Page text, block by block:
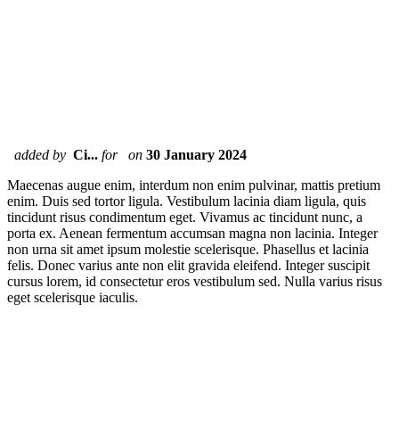
added by Ci... for on 30 January 2024
Maecenas augue enim, interdum non enim pulvinar, mattis pretium
enim. Duis sed tortor ligula. Vestibulum lacinia diam ligula, quis
tincidunt risus condimentum eget. Vivamus ac tincidunt nunc, a
porta ex. Aenean fermentum accumsan magna non lacinia. Integer
non urna sit amet ipsum molestie scelerisque. Phasellus et lacinia
felis. Donec varius ante non elit gravida eleifend. Integer suscipit
cursus lorem, id consectetur eros vestibulum sed. Nulla varius risus
eget scelerisque iaculis.